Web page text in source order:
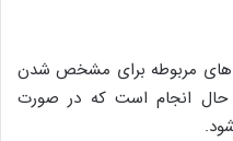
مربوطه برای مشخص شدن
حال انجام است که در صورت